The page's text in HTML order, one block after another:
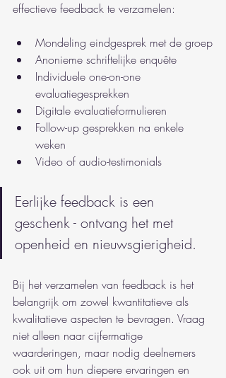
effectieve feedback te verzamelen:
Mondeling eindgesprek met de groep
Anonieme schriftelijke enquête
Individuele one-on-one
evaluatiegesprekken
Digitale evaluatieformulieren
Follow-up gesprekken na enkele
weken
Video of audio-testimonials
Eerlijke feedback is een
geschenk - ontvang het met
openheid en nieuwsgierigheid.
Bij het verzamelen van feedback is het
belangrijk om zowel kwantitatieve als
kwalitatieve aspecten te bevragen. Vraag
niet alleen naar cijfermatige
waarderingen, maar nodig deelnemers
ook uit om hun diepere ervaringen en